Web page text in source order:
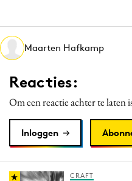
Martech
Media
Merkstrategie
PR
Programmatic
Reputatie & crisis
Maarten Hafkamp
Reacties:
Om een reactie achter te laten
Inloggen
CRAFT